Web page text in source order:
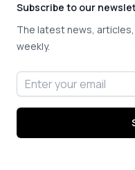
Subscribe to our
The latest news,
weekly.
Email address